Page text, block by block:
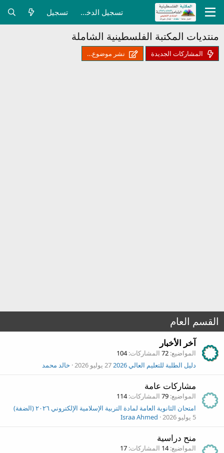
تسجيل الدخول تسجيل
منتديات المكتبة الفلسطينية الشاملة
المشاركات الجديدة نشر موضوع…
القسم العام
آخر الأخبار
المواضيع 72 المشاركات 104
دليل الطلبة للتعليم العالي 2026
27 يوليو 2026 خالد محمد
مشاركات عامة
المواضيع 79 المشاركات 114
امتحان الثانوية العامة لمادة التربية الإسلامية الإلكتروني ٢٠٢٦ (الضفة)
5 يوليو 2026
Israa Ahmed
منح دراسية
المواضيع 14 المشاركات 17